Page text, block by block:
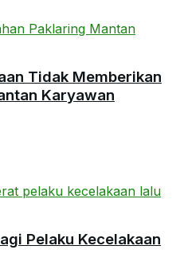
Tidak Memberikan
Karyawan
Pelaku Kecelakaan